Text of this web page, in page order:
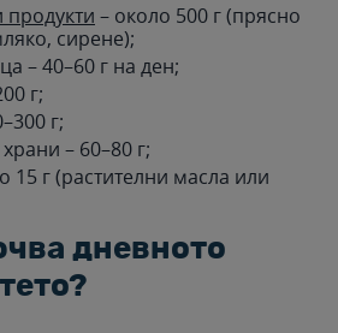
– около 500 г (прясно
сирене);
– 40–60 г на ден;
г;
г;
– 60–80 г;
15 г (растителни масла или
дневното